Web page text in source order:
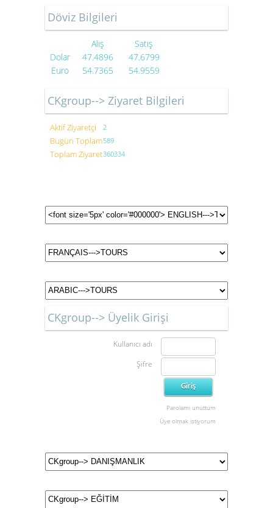
Döviz Bilgileri
Alış
Satış
Dolar
47.4896
47.6799
Euro
54.7365 54.9559
CKgroup--> Ziyaret Bilgileri
Aktif Ziyaretçi 2
Bugün Toplam589
Toplam Ziyaret360334
CKgroup--> Üyelik Girişi
Kullanıcı adı
Şifre
Parolamı unuttum
Üye olmak istiyorum